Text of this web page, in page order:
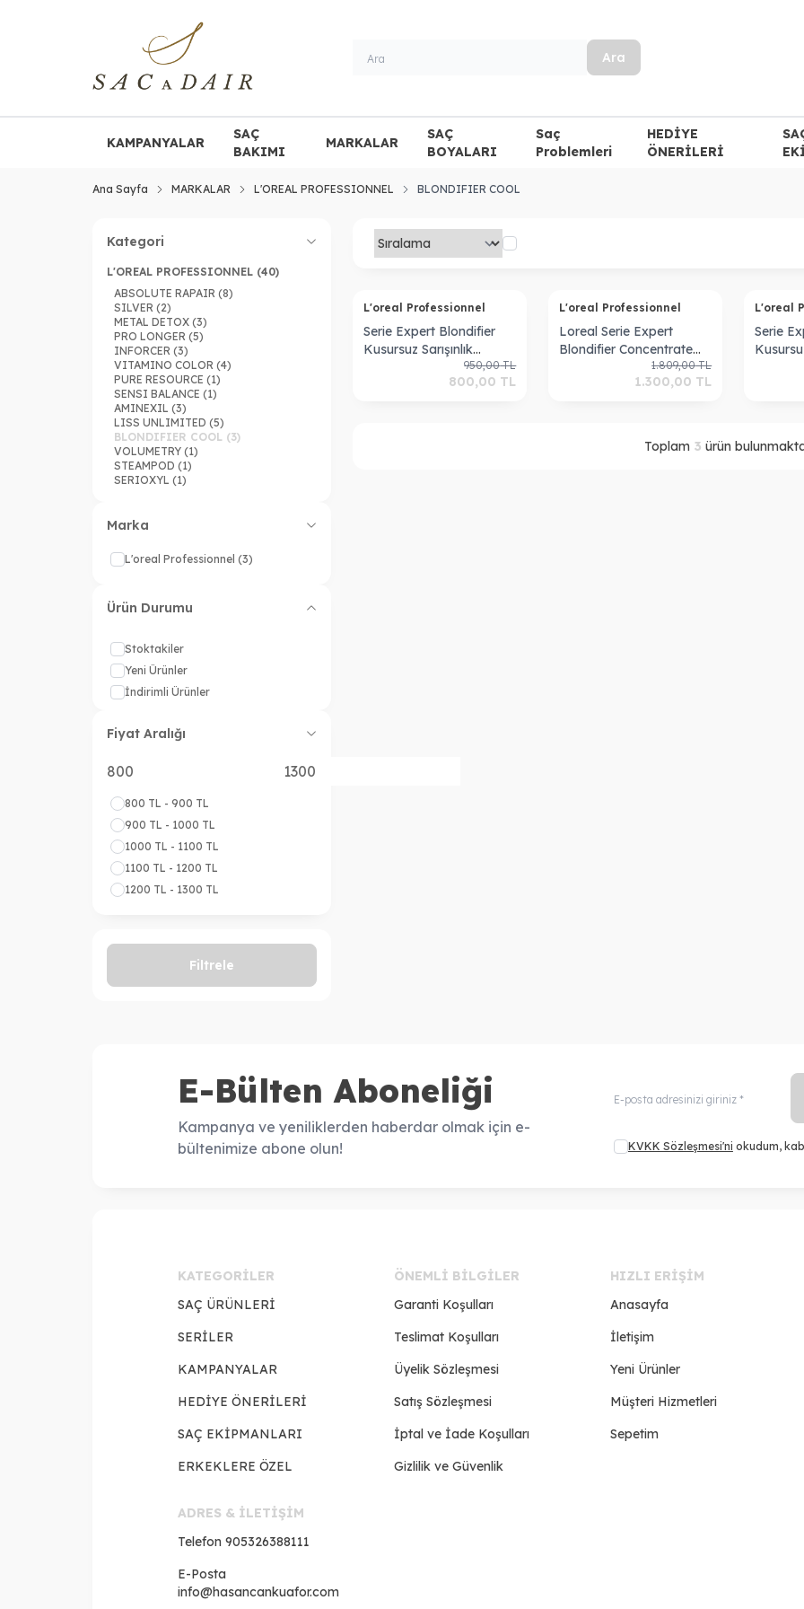
Ara
KAMPANYALAR
SAÇ
BAKIMI
MARKALAR
SAÇ
BOYALARI
Saç
Problemleri
HEDİYE
ÖNERİLERİ
Ana Sayfa MARKALAR L'OREAL PROFESSIONNEL BLONDIFIER COOL
Kategori
L'OREAL PROFESSIONNEL (40)
ABSOLUTE RAPAIR (8)
SILVER (2)
METAL DETOX (3)
PRO LONGER (5)
INFORCER (3)
VITAMINO COLOR (4)
PURE RESOURCE (1)
SENSI BALANCE (1)
AMINEXIL (3)
LISS UNLIMITED (5)
BLONDIFIER COOL (3)
VOLUMETRY (1)
STEAMPOD (1)
SERIOXYL (1)
Marka
L'oreal Professionnel (3)
Ürün Durumu
Stoktakiler
Yeni Ürünler
İndirimli Ürünler
Fiyat Aralığı
800 TL - 900 TL
900 TL - 1000 TL
1000 TL - 1100 TL
1100 TL - 1200 TL
1200 TL - 1300 TL
Filtrele
L'oreal Professionnel
Serie Expert Blondifier
Kusursuz Sarışınlık
Sağlayan Maske 250 Ml
950,00TL
800,00 TL
L'oreal Professionnel
Loreal Serie Expert
Blondifier Concentrate
Gloss Treatment 400 Ml
1.809,00TL
1.300,00 TL
L'oreal
Serie
Toplam 3 ürün
E-Bülten Aboneliği
Kampanya ve yeniliklerden haberdar olmak için e-
bültenimize abone olun!
KVKK Sözleşmesi'ni okudum,
KATEGORILER
SAÇ ÜRÜNLERİ
SERİLER
KAMPANYALAR
HEDİYE ÖNERİLERİ
SAÇ EKİPMANLARI
ERKEKLERE ÖZEL
ÖNEMLI BILGILER
Garanti Koşulları
Teslimat Koşulları
Üyelik Sözleşmesi
Satış Sözleşmesi
İptal ve İade Koşulları
Gizlilik ve Güvenlik
HIZLI ERIŞIM
Anasayfa
İletişim
Yeni Ürünler
Müşteri Hizmetleri
Sepetim
ADRES & İLETİŞİM
Telefon 905326388111
E-Posta
info@hasancankuafor.com